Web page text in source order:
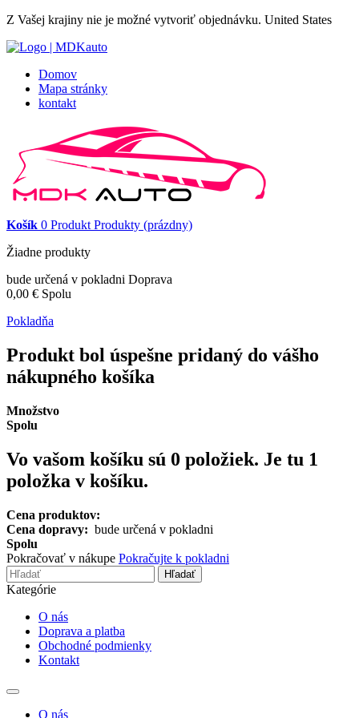
Z Vašej krajiny nie je možné vytvoriť objednávku. United States
Domov
Mapa stránky
kontakt
Košík 0 Produkt Produkty (prázdny)
Žiadne produkty
bude určená v pokladni Doprava
0,00 € Spolu
Pokladňa
Produkt bol úspešne pridaný do vášho
nákupného košíka
Množstvo
Spolu
Vo vašom košíku sú 0 položiek. Je tu 1
položka v košíku.
Cena produktov:
Cena dopravy: bude určená v pokladni
Spolu
Pokračovať v nákupe Pokračujte k pokladni
Hľadať
Kategórie
O nás
Doprava a platba
Obchodné podmienky
Kontakt
Toggle
navigationO nás